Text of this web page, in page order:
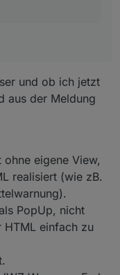
und ob ich jetzt
aus der Meldung
eigene View,
realisiert (wie zB.
PopUp, nicht
HTML einfach zu